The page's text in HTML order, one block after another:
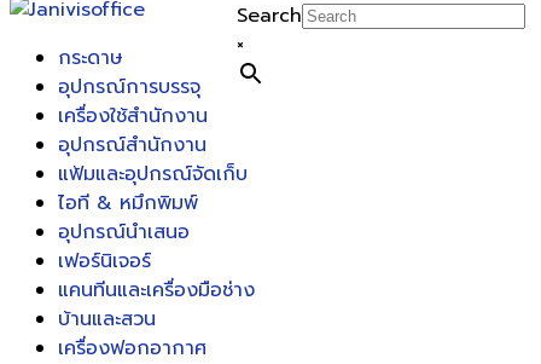
Search
×
กระดาษ
อุปกรณ์การบรรจุ
เครื่องใช้สำนักงาน
อุปกรณ์สำนักงาน
แฟ้มและอุปกรณ์จัดเก็บ
ไอที & หมึกพิมพ์
อุปกรณ์นำเสนอ
เฟอร์นิเจอร์
แคนทีนและเครื่องมือช่าง
บ้านและสวน
เครื่องฟอกอากาศ